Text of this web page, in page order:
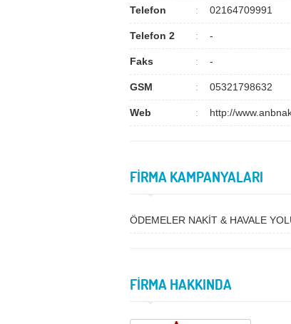
Telefon 02164709991
Telefon 2 -
Faks -
GSM 05321798632
Web http://
FİRMA KAMPANYALARI
ÖDEMELER NAKİT & HAVALE
FİRMA HAKKINDA